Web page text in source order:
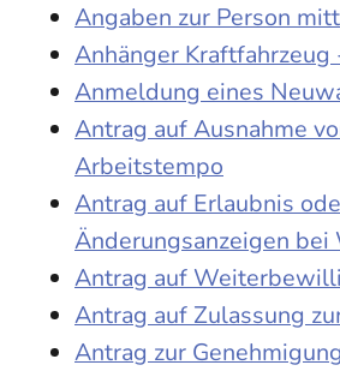
Angaben zur Person
Anhänger
Anmeldung eines
Antrag auf Ausnahme
Arbeitstempo
Antrag auf Erlaubnis
Änderungsanzeigen bei
Antrag auf
Antrag auf Zulassung
Antrag zur